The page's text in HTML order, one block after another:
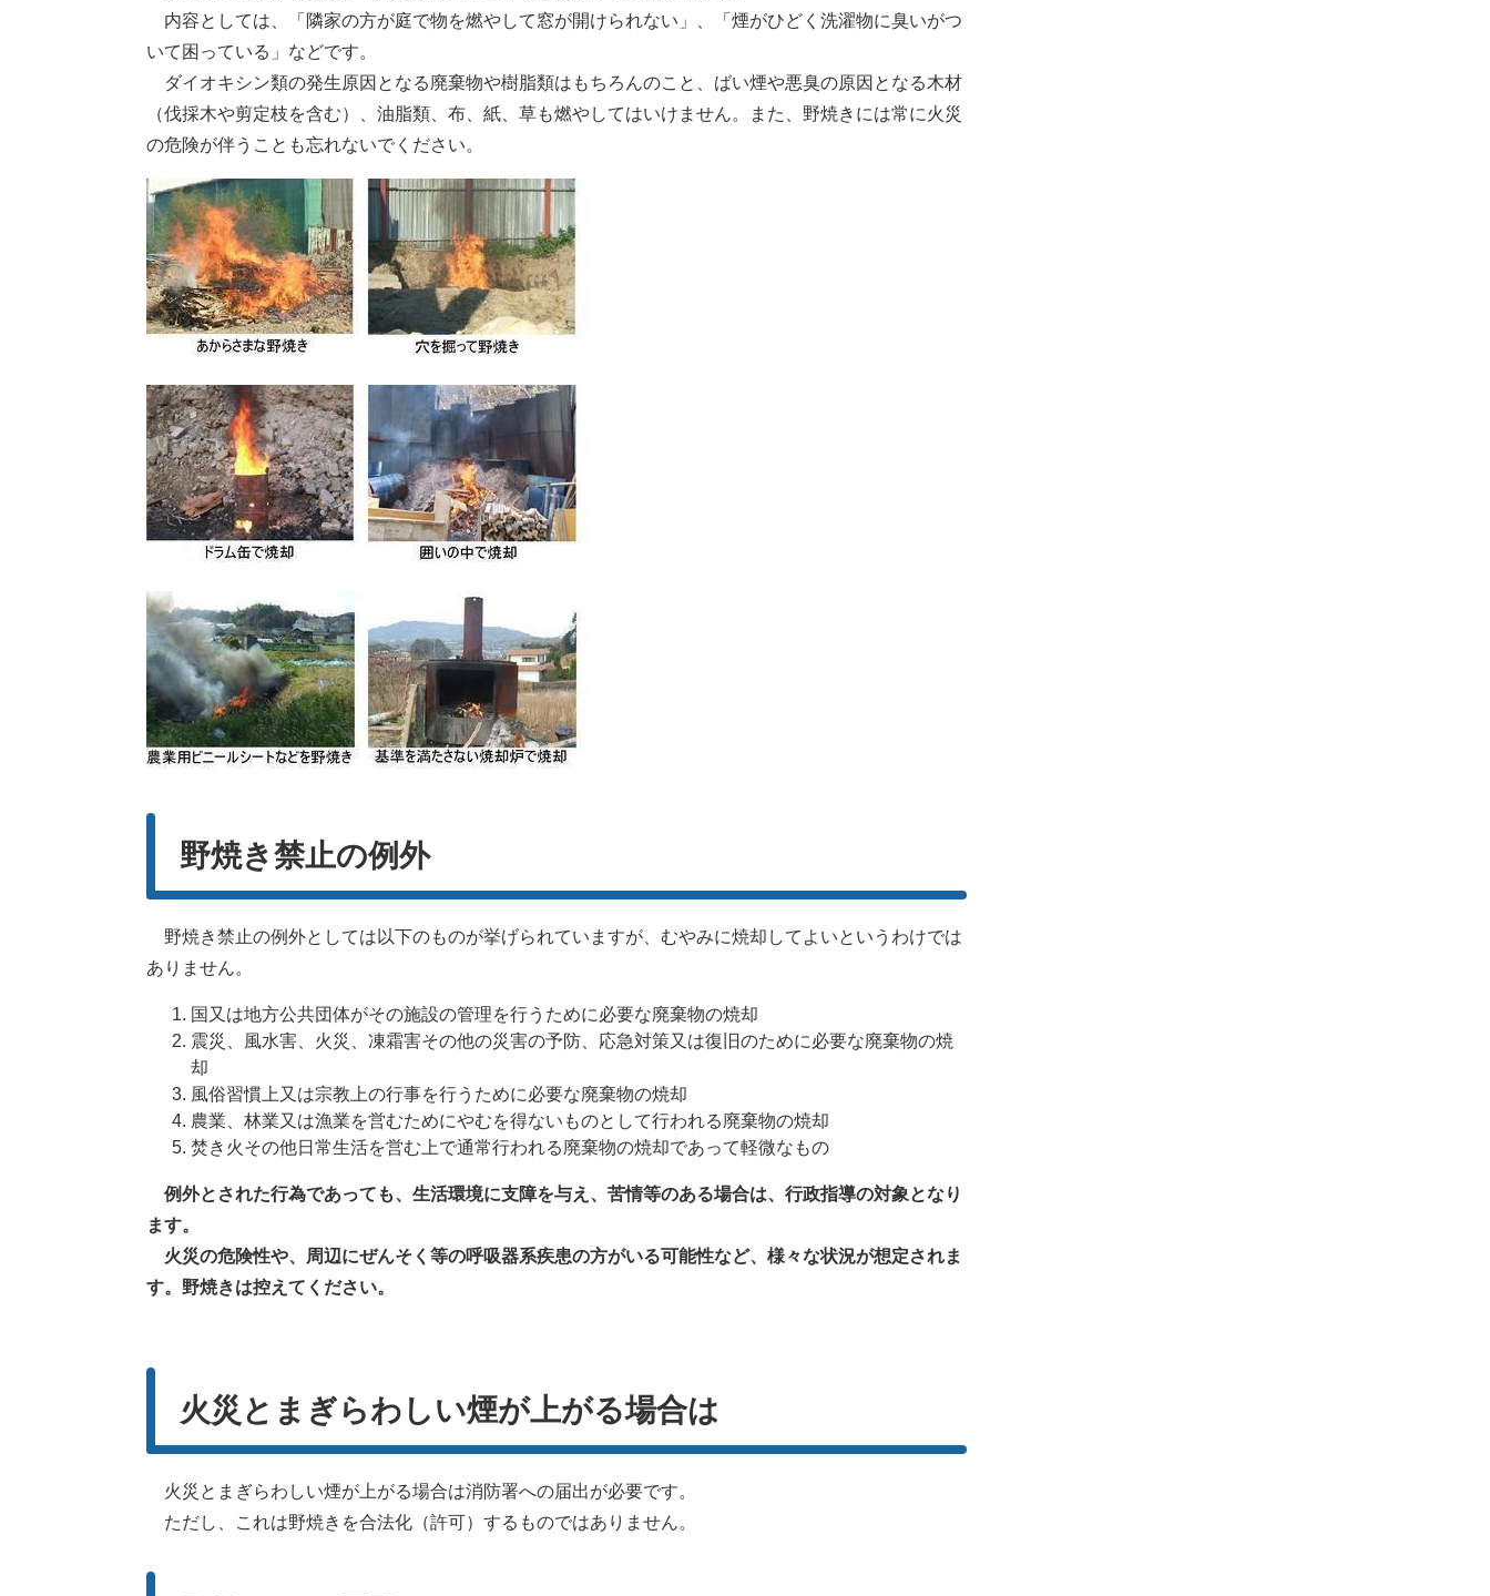
内容としては、「隣家の方が庭で物を燃やして窓が開けられない」、「煙がひどく洗濯物に臭いがつ
いて困っている」などです。
ダイオキシン類の発生原因となる廃棄物や樹脂類はもちろんのこと、ばい煙や悪臭の原因となる木材
（伐採木や剪定枝を含む）、油脂類、布、紙、草も燃やしてはいけません。また、野焼きには常に火災
の危険が伴うことも忘れないでください。
野焼き禁止の例外
野焼き禁止の例外としては以下のものが挙げられていますが、むやみに焼却してよいというわけでは
ありません。
国又は地方公共団体がその施設の管理を行うために必要な廃棄物の焼却
震災、風水害、火災、凍霜害その他の災害の予防、応急対策又は復旧のために必要な廃棄物の焼
却
風俗習慣上又は宗教上の行事を行うために必要な廃棄物の焼却
農業、林業又は漁業を営むためにやむを得ないものとして行われる廃棄物の焼却
焚き火その他日常生活を営む上で通常行われる廃棄物の焼却であって軽微なもの
例外とされた行為であっても、生活環境に支障を与え、苦情等のある場合は、行政指導の対象となり
ます。
火災の危険性や、周辺にぜんそく等の呼吸器系疾患の方がいる可能性など、様々な状況が想定されま
す。野焼きは控えてください。
火災とまぎらわしい煙が上がる場合は
火災とまぎらわしい煙が上がる場合は消防署への届出が必要です。
ただし、これは野焼きを合法化（許可）するものではありません。